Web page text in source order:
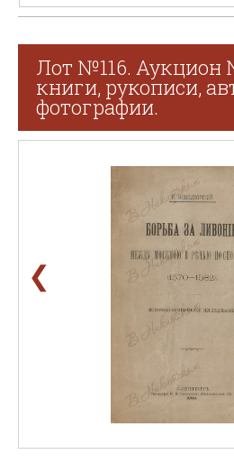
Лот №116. Аукцион
книги, рукописи,
фотографии.
❮